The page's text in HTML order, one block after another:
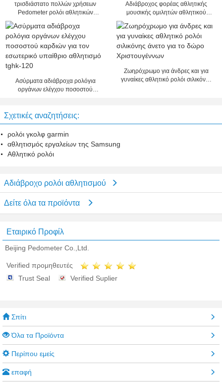
τρισδιάστατο πολλών χρήσεων
Pedometer ρολόι αθλητικών
βραχιολιών με τη χαμηλής ισχύος
θέρμανση
Αδιάβροχος φορέας αθλητικής
μουσικής ομιλητών αθλητικού
Ασύρματα αδιάβροχα ρολόγια
οργάνων ελέγχου ποσοστού
Ζωηρόχρωμο για άνδρες και για
γυναίκες αθλητικό ρολόι σιλικόνης
Σχετικές αναζητήσεις:
ρολόι γκολφ garmin
αθλητισμός εργαλείων της Samsung
Αθλητικό ρολόι
Αδιάβροχο ρολόι αθλητισμού
Δείτε όλα τα προϊόντα
Εταιρικό Προφίλ
Beijing Pedometer Co.,Ltd.
Verified προμηθευτές
Trust Seal
Verified Suplier
Σπίτι
Όλα τα Προϊόντα
Περίπου εμείς
επαφή